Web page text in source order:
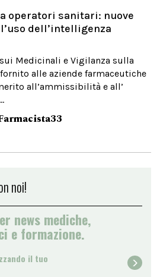
operatori sanitari: nuove
dell’intelligenza
Medicinali e Vigilanza sulla
alle aziende farmaceutiche
all’ammissibilità e all’
noi!
news mediche,
e formazione.
il tuo